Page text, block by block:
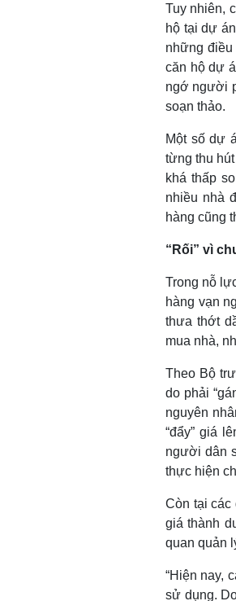
Tuy nhiên,
hộ tại dự
những
căn hộ dự
ngớ người
soạn thảo.
Một số dự
từng thu
khá thấp
nhiều nhà
hàng cũng
“Rối” vì
Trong nỗ
hàng vạn
thưa thớt
mua nhà,
Theo Bộ
do phải
nguyên
“đẩy” giá
người dân
thực hiện
Còn tại các
giá thành
quan quản
“Hiện nay,
sử dụng.